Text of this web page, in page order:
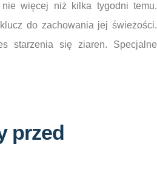
więcej niż kilka tygodni temu.
do zachowania jej świeżości.
starzenia się ziaren. Specjalne
przed